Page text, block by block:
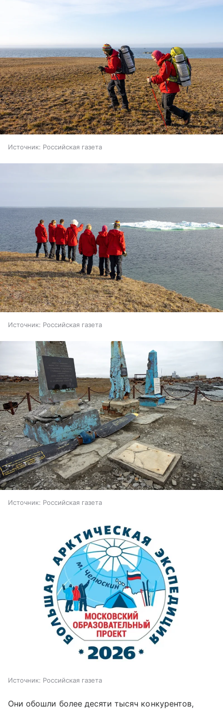
Источник: Российская газета
Источник: Российская газета
Источник: Российская газета
Источник: Российская газета
Они обошли более десяти тысяч конкурентов,